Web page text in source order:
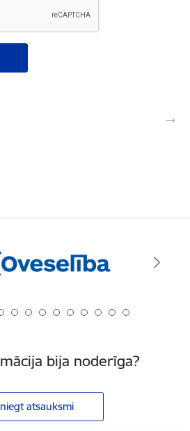
bija noderīga?
atsauksmi